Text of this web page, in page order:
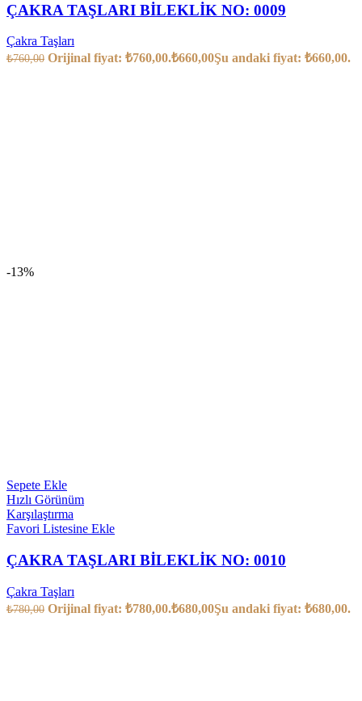
ÇAKRA TAŞLARI BİLEKLİK NO: 0009
Çakra Taşları
₺760,00 Orijinal fiyat: ₺760,00.₺660,00Şu andaki fiyat: ₺660,00.
-13%
Sepete Ekle
Hızlı Görünüm
Karşılaştırma
Favori Listesine Ekle
ÇAKRA TAŞLARI BİLEKLİK NO: 0010
Çakra Taşları
₺780,00 Orijinal fiyat: ₺780,00.₺680,00Şu andaki fiyat: ₺680,00.